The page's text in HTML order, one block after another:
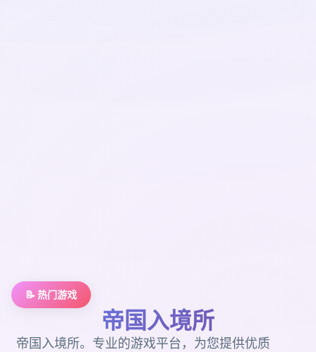
📝 热门游戏
帝国入境所
帝国入境所。专业的游戏平台，为您提供优质